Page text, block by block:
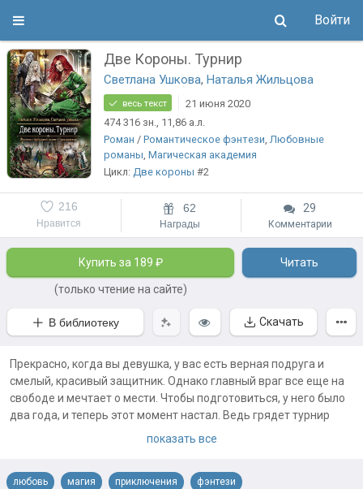
Войти
Две Короны. Турнир
Светлана Ушкова, Наталья Жильцова
весь текст
21 июня 2020
474 316 зн., 11,86 а.л.
Роман / Романтическое фэнтези, Любовные
романы, Магическая академия
Цикл: Две короны #2
Нравится
216 62
Награды
29
Комментарии
Купить за 189 ₽
(только чтение на сайте)
Читать
В библиотеку Скачать
Прекрасно, когда вы девушка, у вас есть верная подруга и
смелый, красивый защитник. Однако главный враг все еще на
свободе и мечтает о мести. Чтобы подготовиться, у него было
два года, и теперь этот момент настал. Ведь грядет турнир
показать все
любовь магия приключения фэнтези